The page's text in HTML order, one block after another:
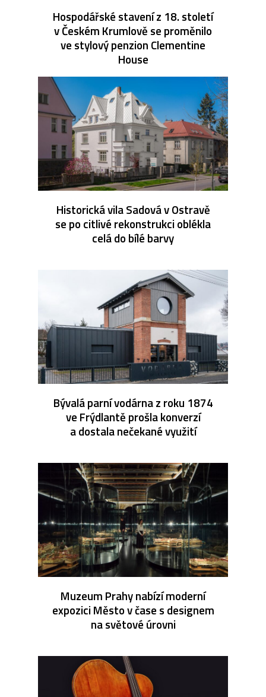
Hospodářské stavení z 18. století
v Českém Krumlově se proměnilo
ve stylový penzion Clementine
House
Historická vila Sadová v Ostravě
se po citlivé rekonstrukci oblékla
celá do bílé barvy
Bývalá parní vodárna z roku 1874
ve Frýdlantě prošla konverzí
a dostala nečekané využití
Muzeum Prahy nabízí moderní
expozici Město v čase s designem
na světové úrovni